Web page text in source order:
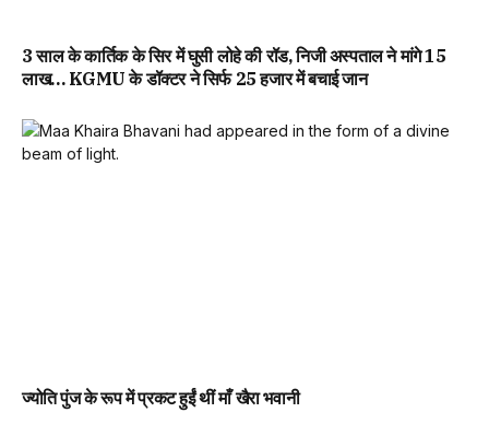
3 साल के कार्तिक के सिर में घुसी लोहे की रॉड, निजी अस्पताल ने मांगे 15
लाख… KGMU के डॉक्टर ने सिर्फ 25 हजार में बचाई जान
ज्योति पुंज के रूप में प्रकट हुईं थीं माँ खैरा भवानी